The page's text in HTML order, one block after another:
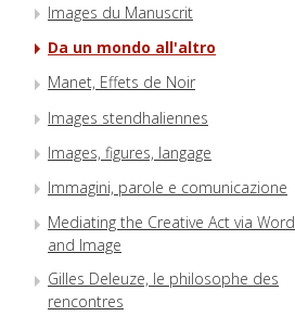
Images du Manuscrit
Da un mondo all'altro
Manet, Effets de Noir
Images stendhaliennes
Images, figures, langage
Immagini, parole e comunicazione
Mediating the Creative Act via Word
and Image
Gilles Deleuze, le philosophe des
rencontres